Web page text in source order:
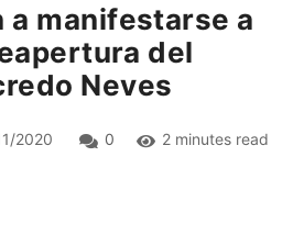
a manifestarse a
del
Neves
2020 0 2 minutes read